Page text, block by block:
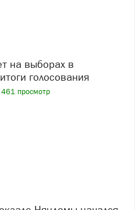
голосования
461 просмотр